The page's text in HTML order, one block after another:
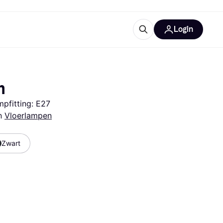
Login
E27
Vloerlampen
Zwart